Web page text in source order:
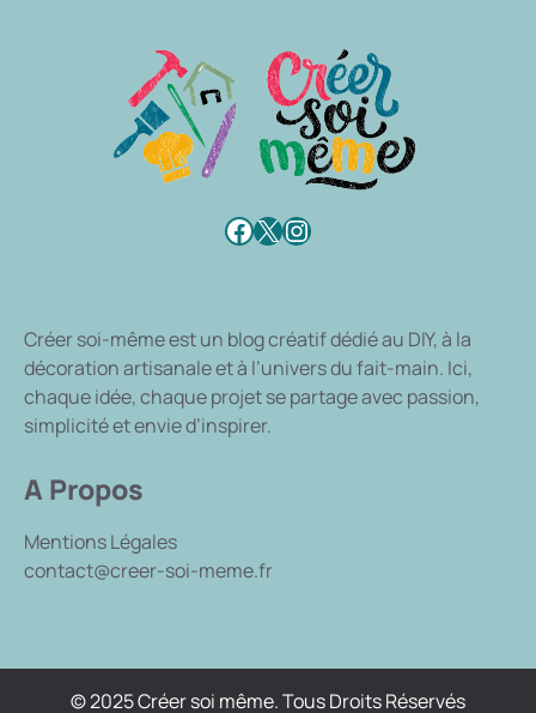
Facebook
X Instagram
Créer soi-mêmeest un blog créatif dédié au DIY, à la
décoration artisanale et à l’univers du fait-main. Ici,
chaque idée, chaque projet se partage avec passion,
simplicité et envie d’inspirer.
A Propos
Mentions Légales
contact@creer-soi-meme.fr
© 2025 Créer soi même. Tous Droits Réservés